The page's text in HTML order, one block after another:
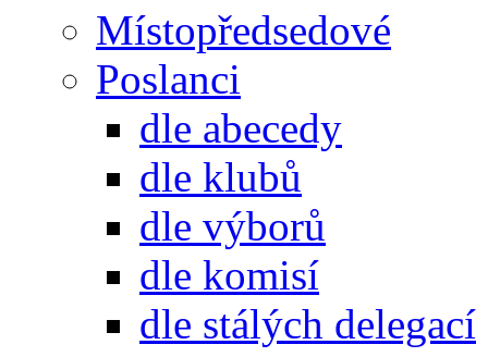
Místopředsedové
Poslanci
dle abecedy
dle klubů
dle výborů
dle komisí
dle stálých delegací